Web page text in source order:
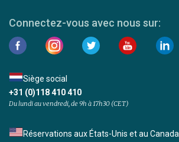
Connectez-vous avec nous sur:
Siège social
+31 (0)118 410 410
Du lundi au vendredi, de 9h à 17h30 (CET)
Réservations aux États-Unis et au Canada